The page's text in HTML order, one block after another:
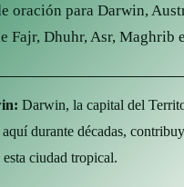
oración para Darwin,
Fajr, Dhuhr, Asr, Maghrib
Darwin, la capital del
aquí durante décadas,
ciudad tropical.